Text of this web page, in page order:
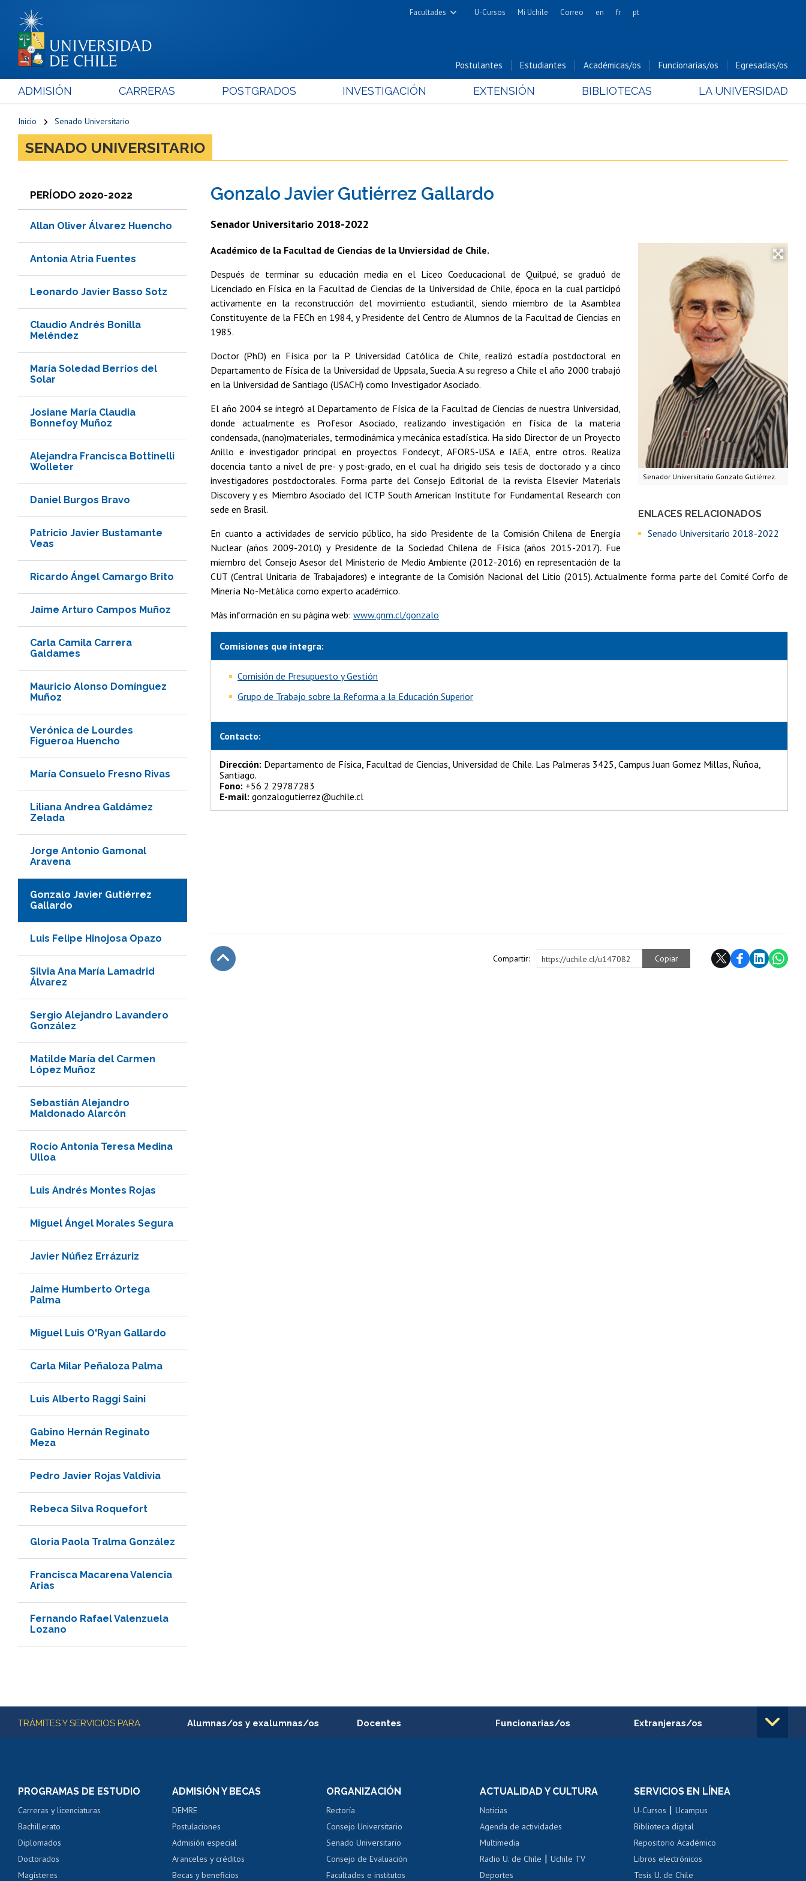
Facultades
Cs. Físicas y Matemáticas
Cs. Forestales y Conservación
Cs. Químicas y Farmacéuticas
Cs. Sociales
Estudios Avanzados en Educación
U-Cursos Mi Uchile Correo en fr pt
Postulantes Estudiantes Académicas/os Funcionarias/os Egresadas/os
ADMISIÓN CARRERAS POSTGRADOS INVESTIGACIÓN EXTENSIÓN BIBLIOTECAS LA UNIVERSIDAD
Inicio Senado Universitario
SENADO UNIVERSITARIO
PERÍODO 2020-2022
Allan Oliver Álvarez Huencho
Antonia Atria Fuentes
Leonardo Javier Basso Sotz
Claudio Andrés Bonilla
Meléndez
María Soledad Berríos del
Solar
Josiane María Claudia
Bonnefoy Muñoz
Alejandra Francisca Bottinelli
Wolleter
Daniel Burgos Bravo
Patricio Javier Bustamante
Veas
Ricardo Ángel Camargo Brito
Jaime Arturo Campos Muñoz
Carla Camila Carrera
Galdames
Mauricio Alonso Domínguez
Muñoz
Verónica de Lourdes
Figueroa Huencho
María Consuelo Fresno Rivas
Liliana Andrea Galdámez
Zelada
Jorge Antonio Gamonal
Aravena
Gonzalo Javier Gutiérrez
Gallardo
Luis Felipe Hinojosa Opazo
Silvia Ana María Lamadrid
Álvarez
Sergio Alejandro Lavandero
González
Matilde María del Carmen
López Muñoz
Sebastián Alejandro
Maldonado Alarcón
Rocío Antonia Teresa Medina
Ulloa
Luis Andrés Montes Rojas
Miguel Ángel Morales Segura
Javier Núñez Errázuriz
Jaime Humberto Ortega
Palma
Miguel Luis O'Ryan Gallardo
Carla Milar Peñaloza Palma
Luis Alberto Raggi Saini
Gabino Hernán Reginato
Meza
Pedro Javier Rojas Valdivia
Rebeca Silva Roquefort
Gloria Paola Tralma González
Francisca Macarena Valencia
Arias
Fernando Rafael Valenzuela
Lozano
Gonzalo Javier Gutiérrez Gallardo
Senador Universitario 2018-2022
Senador Universitario Gonzalo Gutiérrez.
ENLACES RELACIONADOS
Senado Universitario 2018-2022
Académico de la Facultad de Ciencias de la Unviersidad de Chile.
Después de terminar su educación media en el Liceo Coeducacional de Quilpué, se graduó de
Licenciado en Física en la Facultad de Ciencias de la Universidad de Chile, época en la cual participó
activamente en la reconstrucción del movimiento estudiantil, siendo miembro de la Asamblea
Constituyente de la FECh en 1984, y Presidente del Centro de Alumnos de la Facultad de Ciencias en
1985.
Doctor (PhD) en Física por la P. Universidad Católica de Chile, realizó estadía postdoctoral en
Departamento de Física de la Universidad de Uppsala, Suecia. A su regreso a Chile el año 2000 trabajó
en la Universidad de Santiago (USACH) como Investigador Asociado.
El año 2004 se integró al Departamento de Física de la Facultad de Ciencias de nuestra Universidad,
donde actualmente es Profesor Asociado, realizando investigación en física de la materia
condensada, (nano)materiales, termodinámica y mecánica estadística. Ha sido Director de un Proyecto
Anillo e investigador principal en proyectos Fondecyt, AFORS-USA e IAEA, entre otros. Realiza
docencia tanto a nivel de pre- y post-grado, en el cual ha dirigido seis tesis de doctorado y a cinco
investigadores postdoctorales. Forma parte del Consejo Editorial de la revista Elsevier Materials
Discovery y es Miembro Asociado del ICTP South American Institute for Fundamental Research con
sede en Brasil.
En cuanto a actividades de servicio público, ha sido Presidente de la Comisión Chilena de Energía
Nuclear (años 2009-2010) y Presidente de la Sociedad Chilena de Física (años 2015-2017). Fue
miembro del Consejo Asesor del Ministerio de Medio Ambiente (2012-2016) en representación de la
CUT (Central Unitaria de Trabajadores) e integrante de la Comisión Nacional del Litio (2015). Actualmente forma parte del Comité Corfo de
Minería No-Metálica como experto académico.
Más información en su página web: www.gnm.cl/gonzalo
Comisiones que integra:
Comisión de Presupuesto y Gestión
Grupo de Trabajo sobre la Reforma a la Educación Superior
Contacto:
Dirección: Departamento de Física, Facultad de Ciencias, Universidad de Chile. Las Palmeras 3425, Campus Juan Gomez Millas, Ñuñoa,
Santiago.
Fono: +56 2 29787283
E-mail: gonzalogutierrez@uchile.cl
Compartir: https://uchile.cl/u147082 Copiar
Más información
TRÁMITES Y SERVICIOS PARA Alumnas/os y exalumnas/os
Servicio médico y dental
Pago de arancel y crédito alumnos
Pago de arancel y crédito exalumnos
Certificado de títulos y grados
Docentes
Perfeccionamiento
Evaluación docente
Calificación académica
Postulación al AUCAI
Funcionarias/os
Portal de movilidad interna
Certificado de renta
Certificado de renta
Extranjeras/os
Cursos de español
PROGRAMAS DE ESTUDIO
Carreras y licenciaturas
Bachillerato
Diplomados
Doctorados
Magísteres
ADMISIÓN Y BECAS
DEMRE
Postulaciones
Admisión especial
Aranceles y créditos
Becas y beneficios
ORGANIZACIÓN
Rectoría
Consejo Universitario
Senado Universitario
Consejo de Evaluación
Facultades e institutos
ACTUALIDAD Y CULTURA
Noticias
Agenda de actividades
Multimedia
Radio U. de Chile |Uchile TV
Deportes
SERVICIOS EN LÍNEA
U-Cursos |Ucampus
Biblioteca digital
Repositorio Académico
Libros electrónicos
Tesis U. de Chile